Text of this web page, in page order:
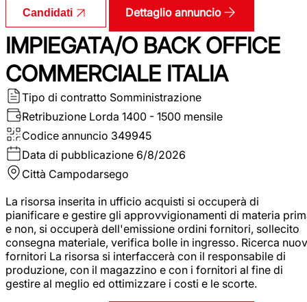
Candidati Dettaglio annuncio
IMPIEGATA/O BACK OFFICE
COMMERCIALE ITALIA
Tipo di contratto Somministrazione
Retribuzione Lorda 1400 - 1500 mensile
Codice annuncio 349945
Data di pubblicazione 6/8/2026
Città Campodarsego
La risorsa inserita in ufficio acquisti si occuperà di
pianificare e gestire gli approvvigionamenti di materia
e non, si occuperà dell'emissione ordini fornitori, sollecito
consegna materiale, verifica bolle in ingresso. Ricerca
fornitori La risorsa si interfaccerà con il responsabile di
produzione, con il magazzino e con i fornitori al fine di
gestire al meglio ed ottimizzare i costi e le scorte.